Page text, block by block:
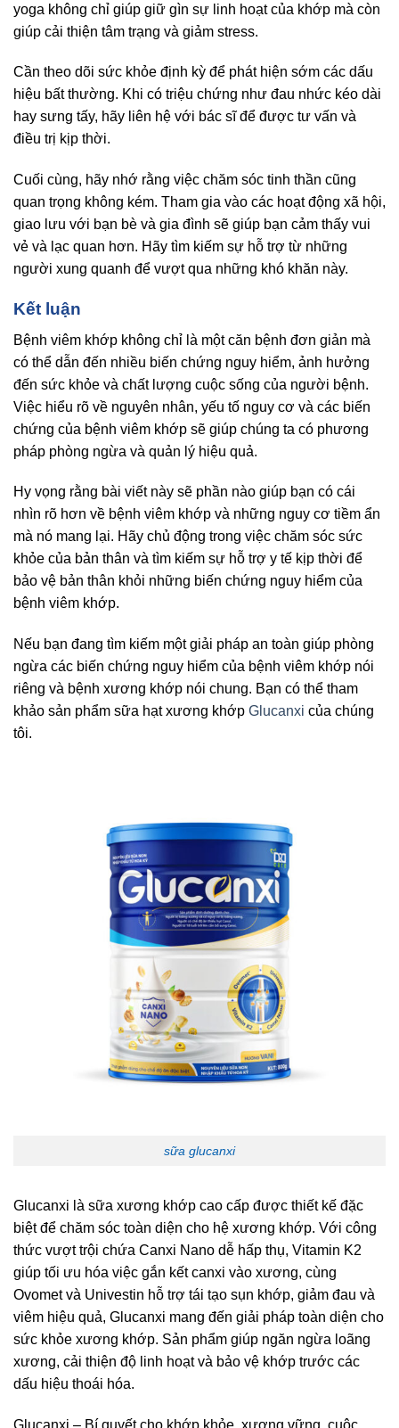
yoga không chỉ giúp giữ gìn sự linh hoạt của khớp mà còn
giúp cải thiện tâm trạng và giảm stress.
Cần theo dõi sức khỏe định kỳ để phát hiện sớm các dấu
hiệu bất thường. Khi có triệu chứng như đau nhức kéo dài
hay sưng tấy, hãy liên hệ với bác sĩ để được tư vấn và
điều trị kịp thời.
Cuối cùng, hãy nhớ rằng việc chăm sóc tinh thần cũng
quan trọng không kém. Tham gia vào các hoạt động xã hội,
giao lưu với bạn bè và gia đình sẽ giúp bạn cảm thấy vui
vẻ và lạc quan hơn. Hãy tìm kiếm sự hỗ trợ từ những
người xung quanh để vượt qua những khó khăn này.
Kết luận
Bệnh viêm khớp không chỉ là một căn bệnh đơn giản mà
có thể dẫn đến nhiều biến chứng nguy hiểm, ảnh hưởng
đến sức khỏe và chất lượng cuộc sống của người bệnh.
Việc hiểu rõ về nguyên nhân, yếu tố nguy cơ và các biến
chứng của bệnh viêm khớp sẽ giúp chúng ta có phương
pháp phòng ngừa và quản lý hiệu quả.
Hy vọng rằng bài viết này sẽ phần nào giúp bạn có cái
nhìn rõ hơn về bệnh viêm khớp và những nguy cơ tiềm ẩn
mà nó mang lại. Hãy chủ động trong việc chăm sóc sức
khỏe của bản thân và tìm kiếm sự hỗ trợ y tế kịp thời để
bảo vệ bản thân khỏi những biến chứng nguy hiểm của
bệnh viêm khớp.
Nếu bạn đang tìm kiếm một giải pháp an toàn giúp phòng
ngừa các biến chứng nguy hiểm của bệnh viêm khớp nói
riêng và bệnh xương khớp nói chung. Bạn có thể tham
khảo sản phẩm sữa hạt xương khớp Glucanxi của chúng
tôi.
sữa glucanxi
Glucanxi là sữa xương khớp cao cấp được thiết kế đặc
biệt để chăm sóc toàn diện cho hệ xương khớp. Với công
thức vượt trội chứa Canxi Nano dễ hấp thụ, Vitamin K2
giúp tối ưu hóa việc gắn kết canxi vào xương, cùng
Ovomet và Univestin hỗ trợ tái tạo sụn khớp, giảm đau và
viêm hiệu quả, Glucanxi mang đến giải pháp toàn diện cho
sức khỏe xương khớp. Sản phẩm giúp ngăn ngừa loãng
xương, cải thiện độ linh hoạt và bảo vệ khớp trước các
dấu hiệu thoái hóa.